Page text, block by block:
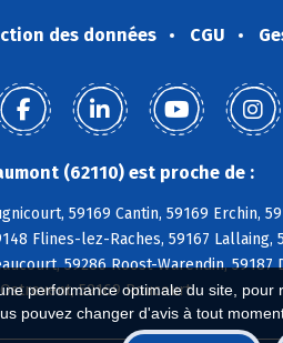
performance optimale du site,
pouvez changer d'avis à tout
des données CGU
(62110) est proche de :
59169 Cantin, 59169 Erchin,
Flines-lez-Raches, 59167
59286 Roost-Warendin,
59169 Roucourt